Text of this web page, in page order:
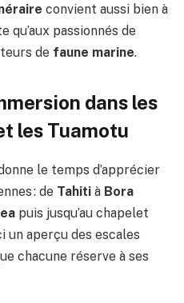
convient aussi bien à
passionnés de
de faune marine.
dans les
les Tuamotu
le temps d’apprécier
: de Tahiti à Bora
puis jusqu’au chapelet
un aperçu des escales
chacune réserve à ses